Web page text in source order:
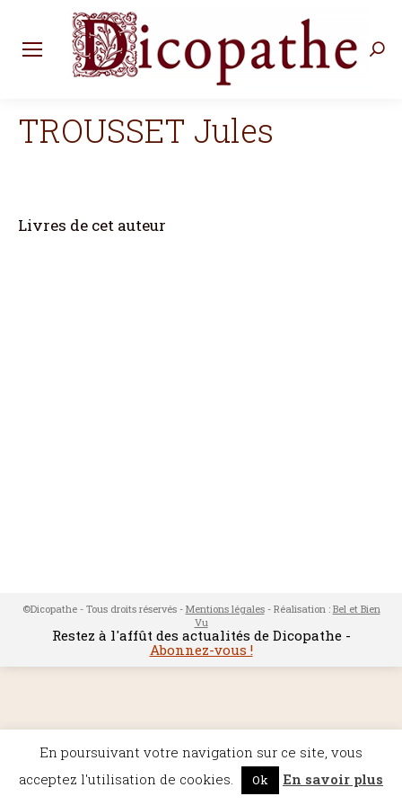
TROUSSET Jules
Livres de cet auteur
©Dicopathe - Tous droits réservés - Mentions légales- Réalisation : Bel et Bien
Vu
Restez à l'affût des actualités de Dicopathe -
Abonnez-vous !
En poursuivant votre navigation sur ce site, vous
acceptez l'utilisation de cookies.
Ok En savoir plus